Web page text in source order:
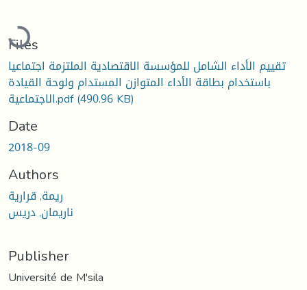
Loading...
Files
تقييم الأداء الشامل للمؤسسة الاقتصادية الملتزمة اجتماعيا
باستخدام بطاقة الأداء المتوازن المستدام ولوحة القيادة
الاجتماعية.pdf(490.96 KB)
Date
2018-09
Authors
ريمة, قرارية
ناريمان, دريس
Publisher
Université de M'sila